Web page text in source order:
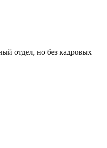
отдел, но без кадровых